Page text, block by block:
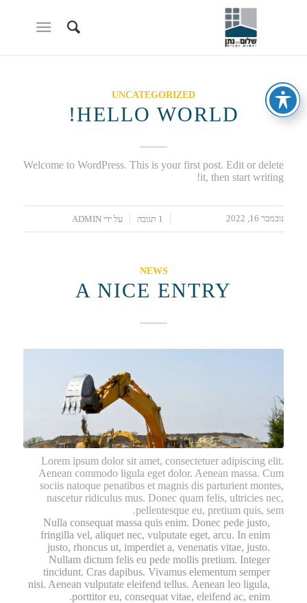
UNCATEGORIZED
HELLO WORLD!
Welcome to WordPress. This is your first post. Edit or delete
it, then start writing!
נובמבר 16, 2022 1 תגובה על ידי ADMIN
NEWS
A NICE ENTRY
Lorem ipsum dolor sit amet, consectetuer adipiscing elit.
Aenean commodo ligula eget dolor. Aenean massa. Cum
sociis natoque penatibus et magnis dis parturient montes,
nascetur ridiculus mus. Donec quam felis, ultricies nec,
pellentesque eu, pretium quis, sem.
Nulla consequat massa quis enim. Donec pede justo,
fringilla vel, aliquet nec, vulputate eget, arcu. In enim
justo, rhoncus ut, imperdiet a, venenatis vitae, justo.
Nullam dictum felis eu pede mollis pretium. Integer
tincidunt. Cras dapibus. Vivamus elementum semper
nisi. Aenean vulputate eleifend tellus. Aenean leo ligula,
porttitor eu, consequat vitae, eleifend ac, enim.